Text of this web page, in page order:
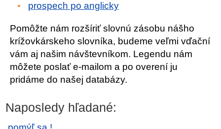
prospech po anglicky
Pomôžte nám rozšíriť slovnú zásobu nášho
krížovkárskeho slovníka, budeme veľmi vďační
vám aj našim návštevníkom. Legendu nám
môžete poslať e-mailom a po overení ju
pridáme do našej databázy.
Naposledy hľadané: